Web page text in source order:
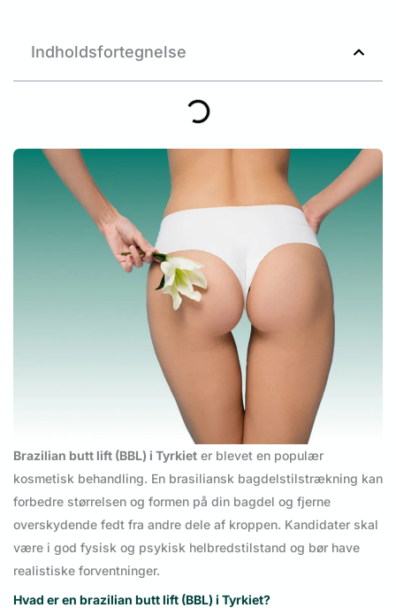
Indholdsfortegnelse
Brazilian butt lift (BBL) i Tyrkiet er blevet en populær
kosmetisk behandling. En brasiliansk bagdelstilstrækning kan
forbedre størrelsen og formen på din bagdel og fjerne
overskydende fedt fra andre dele af kroppen. Kandidater skal
være i god fysisk og psykisk helbredstilstand og bør have
realistiske forventninger.
Hvad er en brazilian butt lift (BBL) i Tyrkiet?